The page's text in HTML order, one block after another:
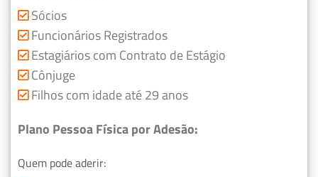
Sócios
Funcionários Registrados
Estagiários com Contrato de Estágio
Cônjuge
Filhos com idade até 29 anos
Plano Pessoa Física por Adesão:
Quem pode aderir: